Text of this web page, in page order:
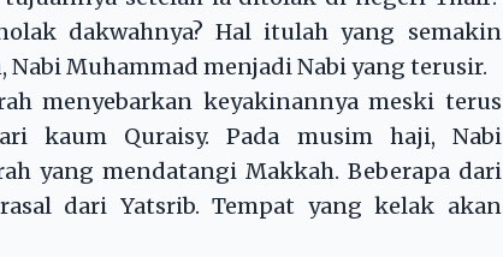
dakwahnya? Hal itulah yang semakin
Muhammad menjadi Nabi yang terusir.
menyebarkan keyakinannya meski terus
kaum Quraisy. Pada musim haji, Nabi
yang mendatangi Makkah. Beberapa dari
dari Yatsrib. Tempat yang kelak akan